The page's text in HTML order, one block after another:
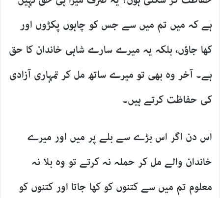
ہے کہ میں تم میں سے جس کو چاہوں پکڑوں اور
کھا جاؤں، بلکہ یہ میرے سارے شاہی خاندان کا حق
ہے۔ آخر وہ بھی تو میرے ساتھ مل کر تمہاری آزادی
کی حفاظت کرتے ہیں۔
اس دن اگر اس بڑے سے بلے پر میں اور میرے
خاندان والے مل کر حملہ نہ کرتے تو وہ بلا نہ
معلوم تم میں سے کتنوں کو کھا جاتا اور کتنوں کو